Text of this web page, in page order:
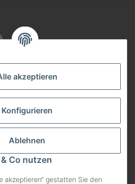
akzeptieren
Konfigurieren
Ablehnen
Co nutzen
akzeptieren“ gestatten Sie den